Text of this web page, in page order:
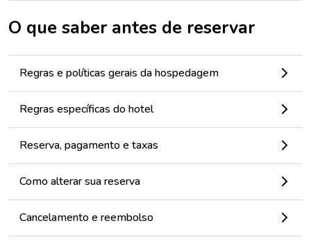
O que saber antes de reservar
Regras e políticas gerais da hospedagem
Regras específicas do hotel
Reserva, pagamento e taxas
Como alterar sua reserva
Cancelamento e reembolso